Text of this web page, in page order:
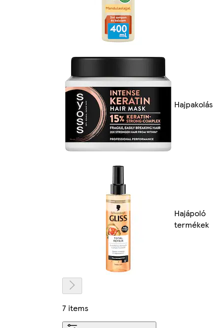
Hajpakolás
Hajápoló
termékek
7 items